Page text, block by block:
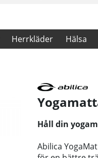
Herrkläder Hälsa
Håll din
Abilica